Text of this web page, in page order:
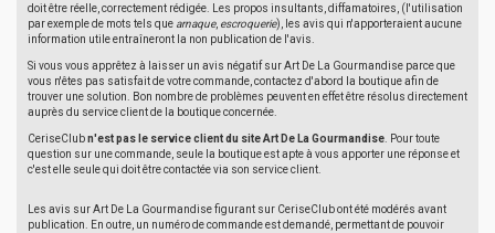
doit être réelle, correctement rédigée. Les propos insultants, diffamatoires, (l'utilisation
par exemple de mots tels que arnaque, escroquerie), les avis qui n'apporteraient aucune
information utile entraîneront la non publication de l'avis.
Si vous vous apprêtez à laisser un avis négatif sur Art De La Gourmandise parce que
vous n'êtes pas satisfait de votre commande, contactez d'abord la boutique afin de
trouver une solution. Bon nombre de problèmes peuvent en effet être résolus directement
auprès du service client de la boutique concernée.
CeriseClubn'est pas le service client du site Art De La Gourmandise . Pour toute
question sur une commande, seule la boutique est apte à vous apporter une réponse et
c'est elle seule qui doit être contactée via son service client.
Les avis sur Art De La Gourmandise figurant sur CeriseClub ont été modérés avant
publication. En outre, un numéro de commande est demandé, permettant de pouvoir